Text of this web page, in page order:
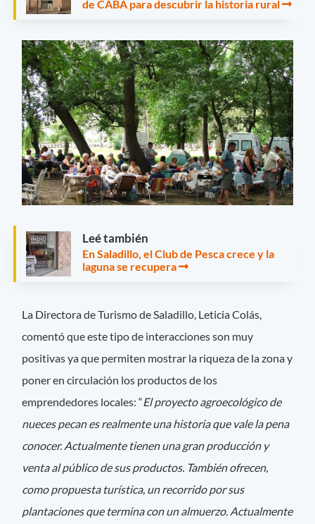
de CABA para descubrir la historia rural
Leé también
En Saladillo, el Club de Pesca crece y la
laguna se recupera
La Directora de Turismo de Saladillo, Leticia Colás,
comentó que este tipo de interacciones son muy
positivas ya que permiten mostrar la riqueza de la zona y
poner en circulación los productos de los
emprendedores locales: “El proyecto agroecológico de
nueces pecan es realmente una historia que vale la pena
conocer. Actualmente tienen una gran producción y
venta al público de sus productos. También ofrecen,
como propuesta turística, un recorrido por sus
plantaciones que termina con un almuerzo. Actualmente